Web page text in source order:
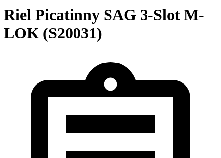
Riel Picatinny SAG 3-Slot M-
LOK (S20031)